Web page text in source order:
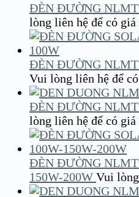
ĐÈN ĐƯỜNG
lòng liên hệ để có
ĐÈN ĐƯỜNG
Vui lòng liên hệ để
ĐÈN ĐƯỜNG
lòng liên hệ để có
ĐÈN ĐƯỜNG
150W-200W Vui